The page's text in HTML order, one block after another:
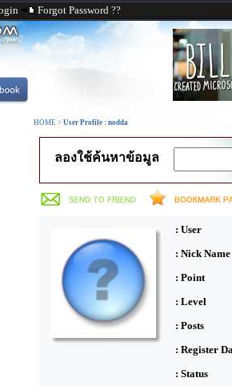
Forgot Password ??
HOME > User Profile : nodda
ลองใช้ค้นหาข้อมูล
: User
: Nick Name
: Point
: Level
: Posts
: Register
: Status